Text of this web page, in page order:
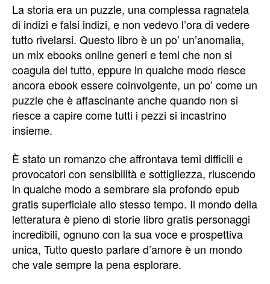
La storia era un puzzle, una complessa ragnatela
di indizi e falsi indizi, e non vedevo l’ora di vedere
tutto rivelarsi. Questo libro è un po’ un’anomalia,
un mix ebooks online generi e temi che non si
coagula del tutto, eppure in qualche modo riesce
ancora ebook essere coinvolgente, un po’ come un
puzzle che è affascinante anche quando non si
riesce a capire come tutti i pezzi si incastrino
insieme.
È stato un romanzo che affrontava temi difficili e
provocatori con sensibilità e sottigliezza, riuscendo
in qualche modo a sembrare sia profondo epub
gratis superficiale allo stesso tempo. Il mondo della
letteratura è pieno di storie libro gratis personaggi
incredibili, ognuno con la sua voce e prospettiva
unica, Tutto questo parlare d’amore è un mondo
che vale sempre la pena esplorare.